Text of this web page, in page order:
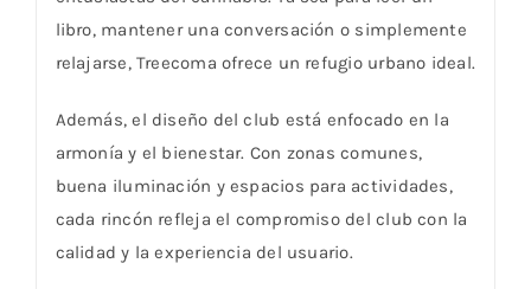
libro, mantener una conversación o simplemente
relajarse, Treecoma ofrece un refugio urbano ideal.
Además, el diseño del club está enfocado en la
armonía y el bienestar. Con zonas comunes,
buena iluminación y espacios para actividades,
cada rincón refleja el compromiso del club con la
calidad y la experiencia del usuario.